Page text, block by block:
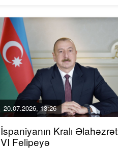
20.07.2026, 13:26
İspaniyanın Kralı Əlahəzrət
VI Felipeyə